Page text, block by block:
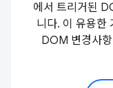
에서 트리거된
니다. 이 유용한
DOM 변경사